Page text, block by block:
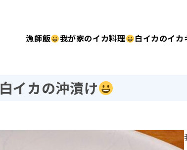
漁師飯 我が家のイカ料理 白イカのイカ
白イカの沖漬け